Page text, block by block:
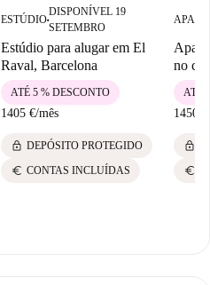
ESTÚDIO■
DISPONÍVEL 19
SETEMBRO
Estúdio para alugar em El
Raval, Barcelona
1405 €/mês
ATÉ 5 % DESCONTO
lock DEPÓSITO PROTEGIDO
euro CONTAS INCLUÍDAS
no
1450 €
ATÉ
lock
euro